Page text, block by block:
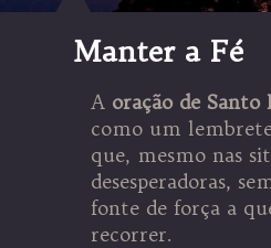
Manter a Fé
A oração de Santo
como um
que, mesmo nas
desesperadoras,
fonte de força a
recorrer.